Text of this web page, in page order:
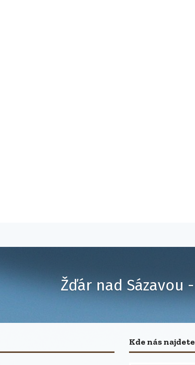
Žďár nad Sázavou -
Kde nás najdete